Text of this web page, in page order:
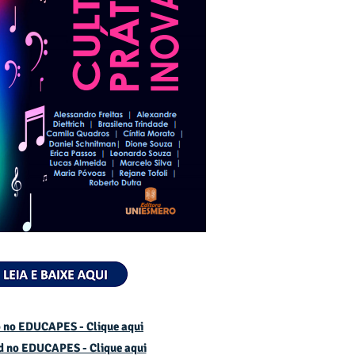
EDUCAPES - Clique aqui
no EDUCAPES - Clique aqui